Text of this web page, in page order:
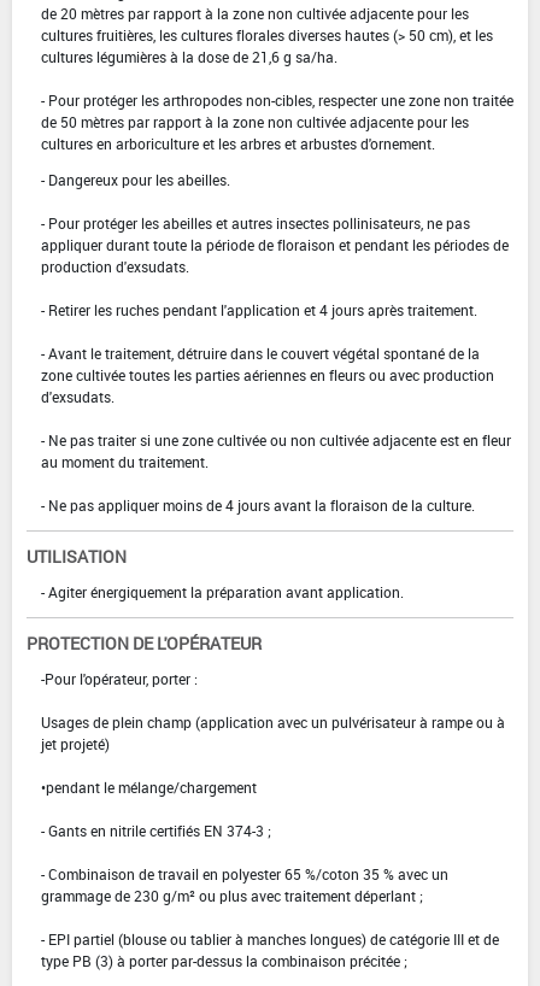
de 20 mètres par rapport à la zone non cultivée adjacente pour les
cultures fruitières, les cultures florales diverses hautes (> 50 cm), et les
cultures légumières à la dose de 21,6 g sa/ha.
- Pour protéger les arthropodes non-cibles, respecter une zone non traitée
de 50 mètres par rapport à la zone non cultivée adjacente pour les
cultures en arboriculture et les arbres et arbustes d'ornement.
- Dangereux pour les abeilles.
- Pour protéger les abeilles et autres insectes pollinisateurs, ne pas
appliquer durant toute la période de floraison et pendant les périodes de
production d'exsudats.
- Retirer les ruches pendant l'application et 4 jours après traitement.
- Avant le traitement, détruire dans le couvert végétal spontané de la
zone cultivée toutes les parties aériennes en fleurs ou avec production
d'exsudats.
- Ne pas traiter si une zone cultivée ou non cultivée adjacente est en fleur
au moment du traitement.
- Ne pas appliquer moins de 4 jours avant la floraison de la culture.
UTILISATION
- Agiter énergiquement la préparation avant application.
PROTECTION DE L'OPÉRATEUR
-Pour l'opérateur, porter :
Usages de plein champ (application avec un pulvérisateur à rampe ou à
jet projeté)
•pendant le mélange/chargement
- Gants en nitrile certifiés EN 374-3 ;
- Combinaison de travail en polyester 65 %/coton 35 % avec un
grammage de 230 g/m² ou plus avec traitement déperlant ;
- EPI partiel (blouse ou tablier à manches longues) de catégorie III et de
type PB (3) à porter par-dessus la combinaison précitée ;